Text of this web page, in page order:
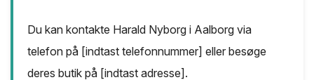
Du kan kontakte Harald Nyborg i Aalborg via
telefon på [indtast telefonnummer] eller besøge
deres butik på [indtast adresse].